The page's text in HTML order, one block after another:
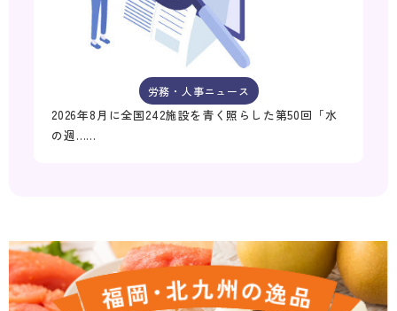
労務・人事ニュース
2026年8月に全国242施設を青く照らした第50回「水
の週……